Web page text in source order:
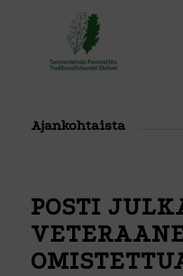
Ajankohtaista
POSTI